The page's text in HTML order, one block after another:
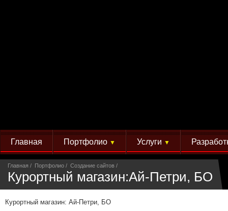
Главная Портфолио ▼ Услуги ▼
Главная Портфолио Создание сайтов
Курортный магазин:Ай-Петри, БО
Курортный магазин: Ай-Петри, БО